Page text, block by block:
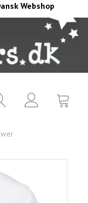
Webshop